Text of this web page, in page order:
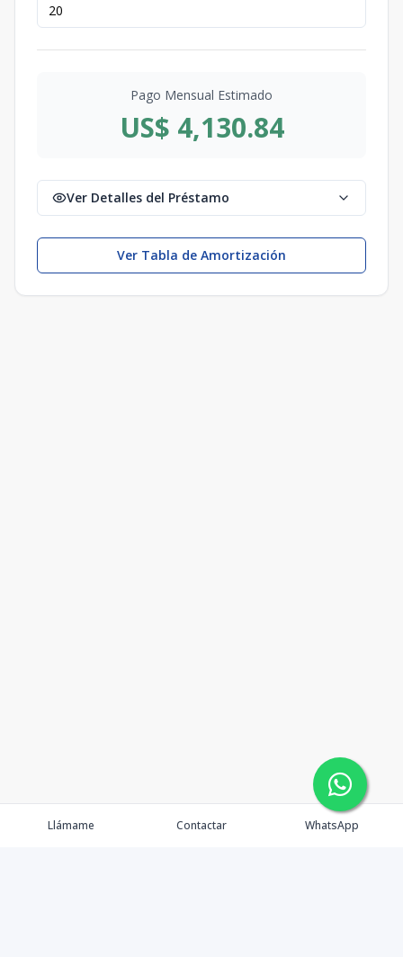
Pago Mensual Estimado
US$ 4,130.84
Ver Detalles del Préstamo
Ver Tabla de Amortización
Llámame Contactar WhatsApp